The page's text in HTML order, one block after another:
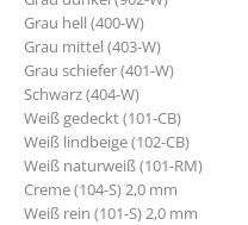
Grau hell (400-W)
Grau mittel (403-W)
Grau schiefer (401-W)
Schwarz (404-W)
Weiß gedeckt (101-CB)
Weiß lindbeige (102-CB)
Weiß naturweiß (101-RM)
Creme (104-S) 2,0 mm
Weiß rein (101-S) 2,0 mm